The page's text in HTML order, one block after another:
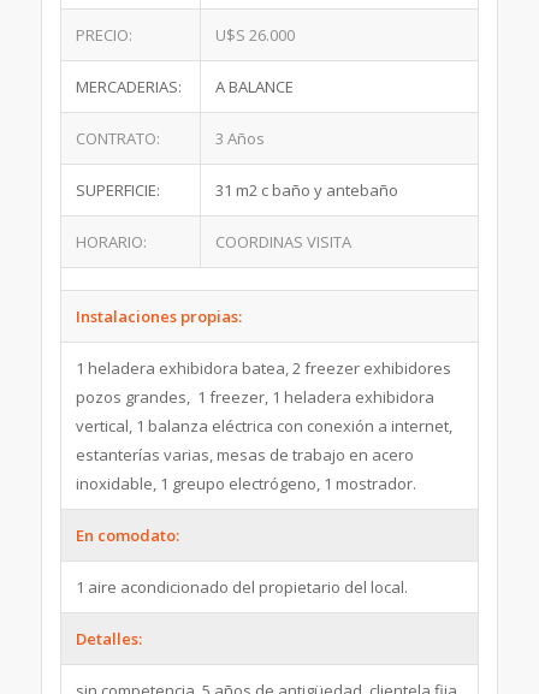
PRECIO: U$S 26.000
MERCADERIAS: A BALANCE
CONTRATO: 3 Años
SUPERFICIE: 31 m2 c baño y antebaño
HORARIO: COORDINAS VISITA
Instalaciones propias:
1 heladera exhibidora batea, 2 freezer exhibidores
pozos grandes, 1 freezer, 1 heladera exhibidora
vertical, 1 balanza eléctrica con conexión a internet,
estanterías varias, mesas de trabajo en acero
inoxidable, 1 greupo electrógeno, 1 mostrador.
En comodato:
1 aire acondicionado del propietario del local.
Detalles: